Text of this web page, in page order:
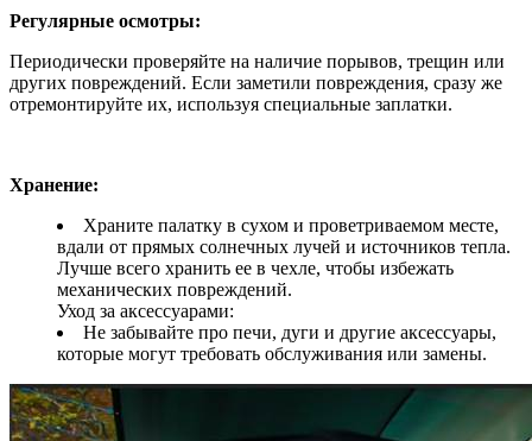
Регулярные осмотры:
Периодически проверяйте на наличие порывов, трещин или
других повреждений. Если заметили повреждения, сразу же
отремонтируйте их, используя специальные заплатки.
Хранение:
Храните палатку в сухом и проветриваемом месте,
вдали от прямых солнечных лучей и источников тепла.
Лучше всего хранить ее в чехле, чтобы избежать
механических повреждений.
Уход за аксессуарами:
Не забывайте про печи, дуги и другие аксессуары,
которые могут требовать обслуживания или замены.